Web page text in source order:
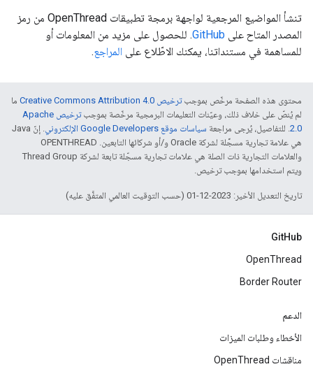
تنشأ المواضيع المرجعية لواجهة برمجة تطبيقات OpenThread من رمز
المصدر المتاح على GitHub. للحصول على مزيد من المعلومات أو
للمساهمة في مستنداتنا، يمكنك الاطّلاع على المراجع.
محتوى هذه الصفحة مرخّص بموجبترخيص Creative Commons Attribution 4.0‏
ما
لم يُنصّ على خلاف ذلك، وعيّنات التعليمات البرمجية مرخّصة بموجب
ترخيص Apache
2.0‏. للتفاصيل، يُرجى مراجعة سياسات موقع Google Developers الإلكتروني
. إنّ Java
هي علامة تجارية مسجَّلة لشركة Oracle و/أو شركائها التابعين. ‫OPENTHREAD
والعلامات التجارية ذات الصلة هي علامات تجارية مسجّلة تابعة لشركة Thread Group
ويتم استخدامها بموجب ترخيص.
تاريخ التعديل الأخير: 2023-12-01 (حسب التوقيت العالمي المتفَّق عليه)
GitHub
OpenThread
Border Router
الدعم
الأخطاء وطلبات الميزات
مناقشات OpenThread